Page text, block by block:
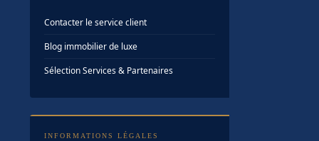
Contacter le service client
Blog immobilier de luxe
Sélection Services & Partenaires
INFORMATIONS LÉGALES